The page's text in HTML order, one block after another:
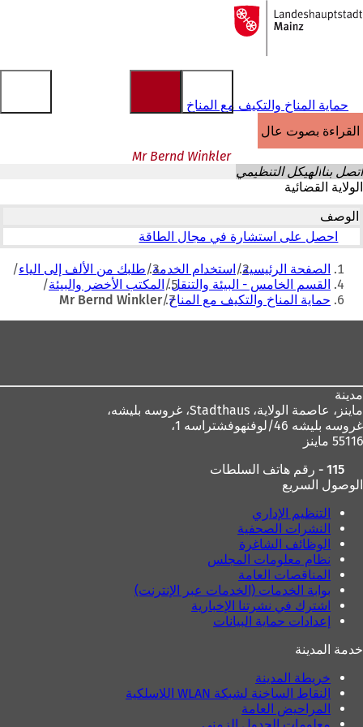
الانتقال إلى المحتوى
إلى
الصفحة
حماية المناخ والتكيف مع المناخ
القراءة بصوت عالٍ
Mr Bernd Winkler
اتصل بناالهيكل التنظيمي
الولاية القضائية
الوصف
احصل على استشارة في مجال الطاقة
أنت
هنا
الصفحة الرئيسية استخدام الخدمة طلبك من الألف إلى الياء
القسم الخامس - البيئة والتنقل المكتب الأخضر والبيئة
حماية المناخ والتكيف مع المناخ Mr Bernd Winkler
مدينة
ماينز، عاصمة الولاية،
غروسه بليشه 46/لوفنهوفشتراسه 1،
55116 ماينز
115 - رقم هاتف السلطات
الوصول السريع
التنظيم الإداري
النشرات الصحفية
الوظائف الشاغرة
نظام معلومات المجلس
المناقصات العامة
بوابة الخدمات (الخدمات عبر الإنترنت)
اشترك في نشرتنا الإخبارية
إعدادات حماية البيانات
خدمة المدينة
خريطة المدينة
النقاط الساخنة لشبكة WLAN اللاسلكية
المراحيض العامة